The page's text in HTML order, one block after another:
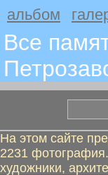
альбом
Все
На этом сайте
2231
художники,